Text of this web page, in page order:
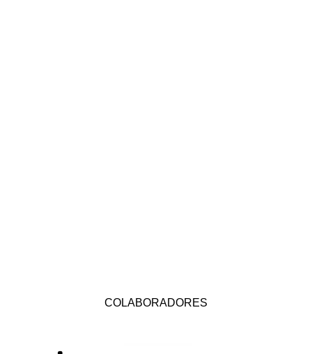
COLABORADORES